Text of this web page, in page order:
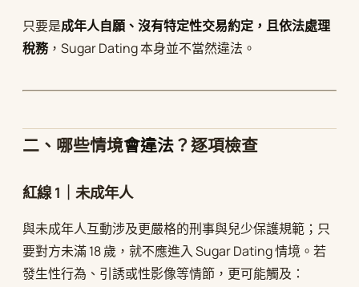
只要是成年人自願、沒有特定性交易約定，且依法處理
稅務，Sugar Dating 本身並不當然違法。
二、哪些情境會違法？逐項檢查
紅線 1｜未成年人
與未成年人互動涉及更嚴格的刑事與兒少保護規範；只
要對方未滿 18 歲，就不應進入 Sugar Dating 情境。若
發生性行為、引誘或性影像等情節，更可能觸及：